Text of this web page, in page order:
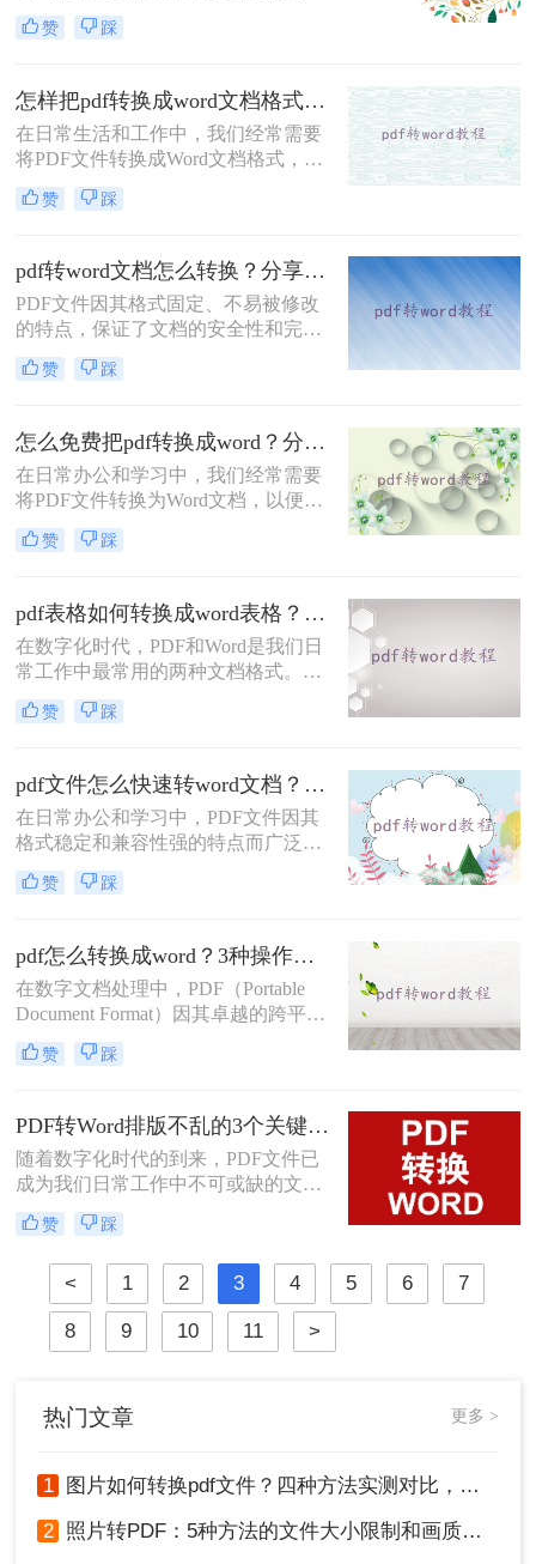
文件一般除了浏览还需要编辑外，想
要编辑时，就要将电脑pdf怎么转换成
就来给大家讲讲pdf转word的方法，教
会你快速转换。
赞 踩
怎样把pdf转换成word文档格式？分享两种有效方法！
在日常生活和工作中，我们经常需要
将PDF文件转换成Word文档格式，以
便进行编辑、修改和排版。那么怎样
把pdf转换成word文档格式呢？本文将
赞 踩
pdf转word文档怎么转换？分享三个简单转换方法！
PDF文件因其格式固定、不易被修改
的特点，保证了文档的安全性和完整
性，但同时也带来了不易编辑的缺
点。在实际应用中，我们经常需要将
修改、编辑或进一步处理。那么pdf转
word文档怎么转换呢？本文将介绍三
种将PDF转换为Word文档的方法。
赞 踩
怎么免费把pdf转换成word？分享3种转换方法!
在日常办公和学习中，我们经常需要
将PDF文件转换为Word文档，以便进
行编辑和修改。那么怎么免费把pdf转
换成word呢？本文将介绍三种免费将
赞 踩
pdf表格如何转换成word表格？三种简单高效的方法！
在数字化时代，PDF和Word是我们日
常工作中最常用的两种文档格式。然
而，它们之间的转换并不总是那么简
单。特别是当我们需要将PDF中的表
量时间和精力。那么pdf表格如何转换
成word表格呢？本文将详细介绍三种
将PDF表格转换为Word表格的方法，
帮助您快速、准确地完成转换工作。
赞 踩
pdf文件怎么快速转word文档？这三种方法你可以试试！
在日常办公和学习中，PDF文件因其
格式稳定和兼容性强的特点而广泛使
用。然而，有时我们需要将PDF文件
转换为Word文档以便于编辑和修改。
本文将介绍几种快速将PDF文件转换
为Word文档的方法，帮助您轻松应对
这一需求。
赞 踩
pdf怎么转换成word？3种操作免费方法分享给你!
在数字文档处理中，PDF（Portable
Document Format）因其卓越的跨平台
兼容性和内容稳定性而广受欢迎。然
而，在某些情况下，我们可能需要将
化，这时就需要将其转换为
Word（.doc或.docx）格式。Word文档
提供了丰富的编辑功能和灵活性，使
得内容的修改和再利用变得更加容
易。那么pdf怎么转换成word呢？本文
将介绍几种常见的PDF转Word的方
法。
赞 踩
PDF转Word排版不乱的3个关键设置，第一步很多人就错了！
随着数字化时代的到来，PDF文件已
成为我们日常工作中不可或缺的文档
格式。然而，有时我们需要对PDF中
的内容进行编辑和修改，这就需要将
其转换为Word格式。本文将为您详细
介绍三种怎样把pdf转换成word的方
法，帮助您更好地完成这项任务。
赞 踩
< 1 2 3 4 5 6 7
8 9 10 11 >
热门文章 更多 >
1 图片如何转换pdf文件？四种方法实测对比，附各场景最优选！
2 照片转PDF：5种方法的文件大小限制和画质保留实测！